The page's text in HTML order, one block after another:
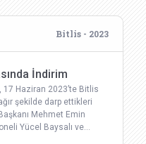
Bitlis - 2023
İndirim
Haziran 2023’te Bitlis
şekilde darp ettikleri
Mehmet Emin
Yücel Baysalı ve…